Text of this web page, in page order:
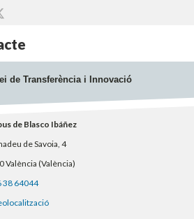
de Transferència i Innovació
de Blasco Ibáñez
de Savoia, 4
València (València)
38 64044